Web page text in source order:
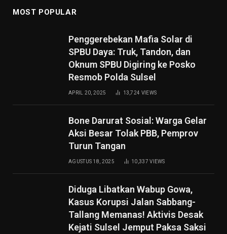
MOST POPULAR
Penggerebekan Mafia Solar di
SPBU Daya: Truk, Tandon, dan
Oknum SPBU Digiring ke Posko
Resmob Polda Sulsel
APRIL 20, 2025 13,724 VIEWS
Bone Darurat Sosial: Warga Gelar
Aksi Besar Tolak PBB, Pemprov
Turun Tangan
AGUSTUS 18, 2025 10,337VIEWS
Diduga Libatkan Wabup Gowa,
Kasus Korupsi Jalan Sabbang-
Tallang Memanas! Aktivis Desak
Kejati Sulsel Jemput Paksa Saksi